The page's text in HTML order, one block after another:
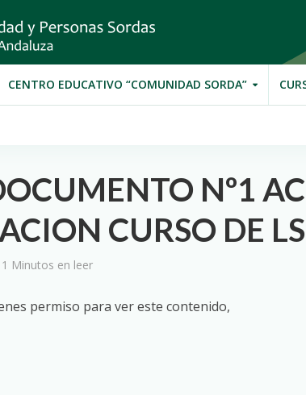
CENTRO EDUCATIVO “COMUNIDAD SORDA”
Nº1
CURSO DE
1 Minutos en leer
permiso para ver este contenido,